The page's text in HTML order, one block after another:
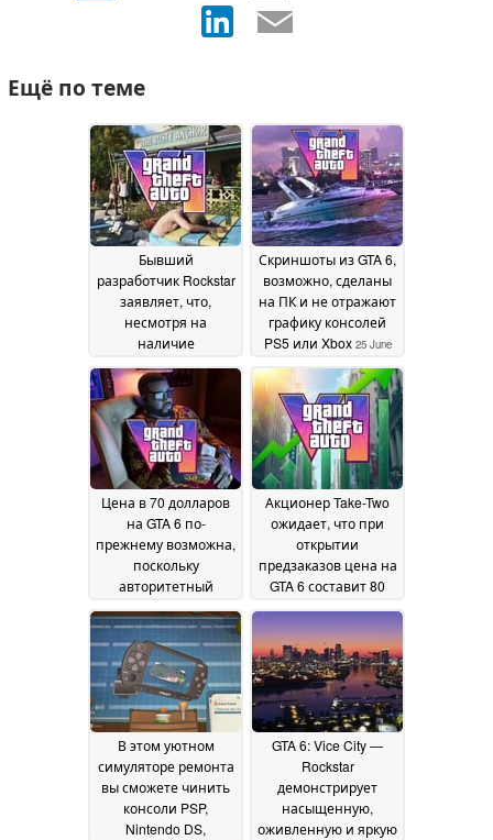
Ещё по теме
Бывший
разработчик Rockstar
заявляет, что,
несмотря на
наличие
выхода GTA 6 может
быть перенесена на
более чем 6 месяцев
06 August 2026
Скриншоты из GTA 6,
возможно, сделаны
на ПК и не отражают
графику консолей
PS5 или Xbox 25 June
2026
Цена в 70 долларов
на GTA 6 по-
прежнему возможна,
поскольку
авторитетный
информацию о
предзаказе за 80
долларов22 June 2026
Акционер Take-Two
ожидает, что при
открытии
предзаказов цена на
GTA 6 составит 80
будет представлен
трейлер № 320 June
2026
В этом уютном
симуляторе ремонта
вы сможете чинить
консоли PSP,
Nintendo DS,
GTA 6: Vice City —
Rockstar
демонстрирует
насыщенную,
оживленную и яркую